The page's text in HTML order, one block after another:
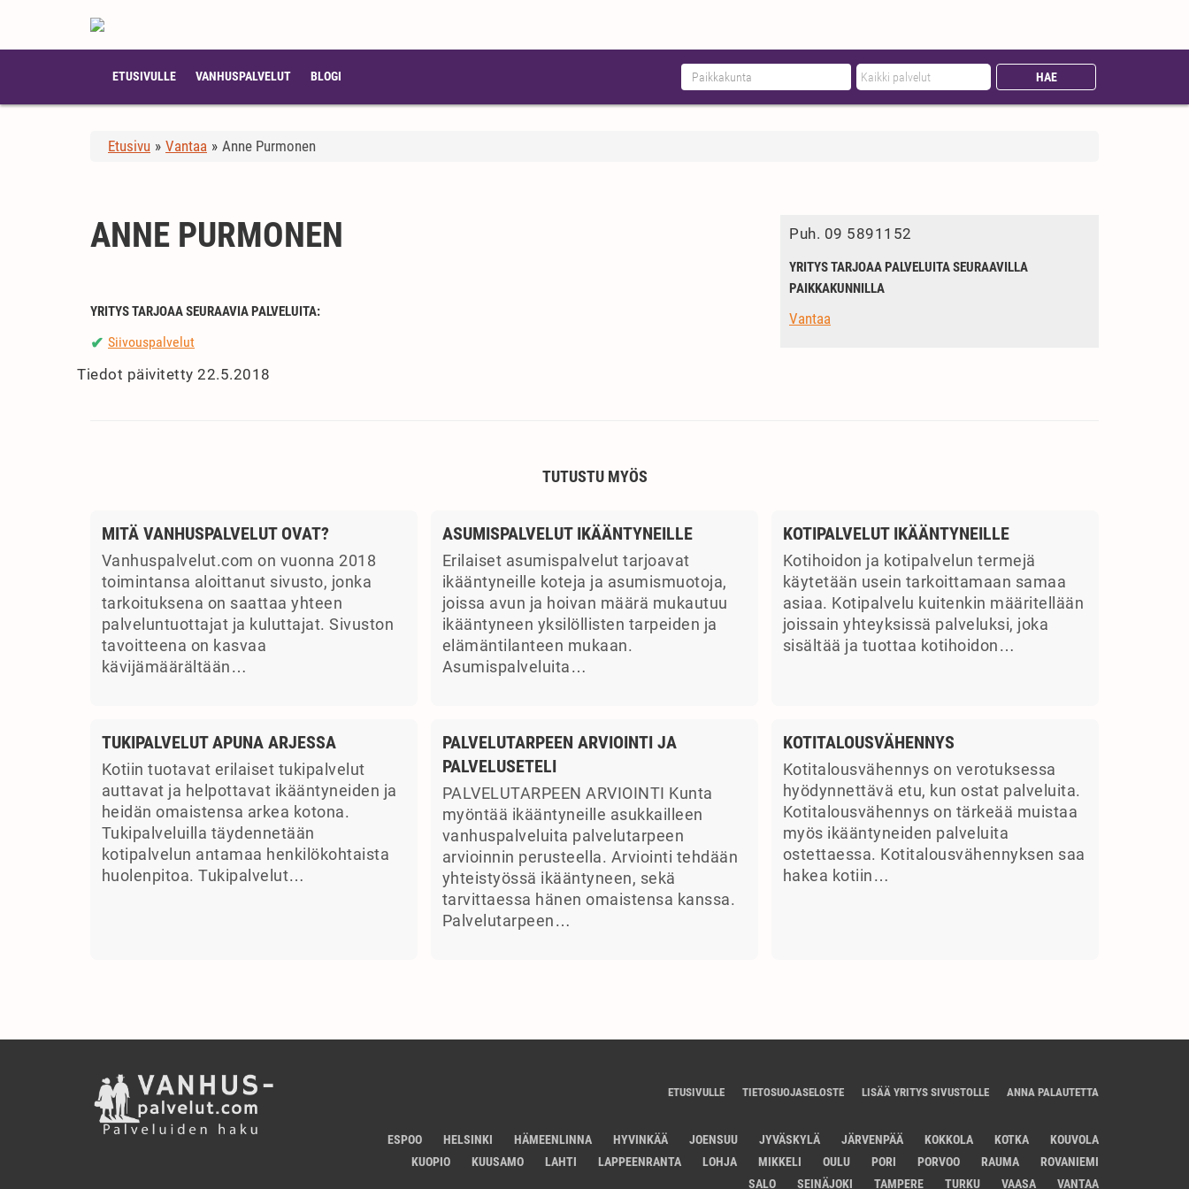
ETUSIVULLE VANHUSPALVELUT BLOGI
Etusivu » Vantaa » Anne Purmonen
ANNE PURMONEN
YRITYS TARJOAA SEURAAVIA PALVELUITA:
✔ Siivouspalvelut
Tiedot päivitetty 22.5.2018
Puh. 09 5891152
YRITYS TARJOAA PALVELUITA SEURAAVILLA
PAIKKAKUNNILLA
Vantaa
TUTUSTU MYÖS
MITÄ VANHUSPALVELUT OVAT?
Vanhuspalvelut.com on vuonna 2018
toimintansa aloittanut sivusto, jonka
tarkoituksena on saattaa yhteen
palveluntuottajat ja kuluttajat. Sivuston
tavoitteena on kasvaa
kävijämäärältään…
ASUMISPALVELUT IKÄÄNTYNEILLE
Erilaiset asumispalvelut tarjoavat
ikääntyneille koteja ja asumismuotoja,
joissa avun ja hoivan määrä mukautuu
ikääntyneen yksilöllisten tarpeiden ja
elämäntilanteen mukaan.
Asumispalveluita…
KOTIPALVELUT IKÄÄNTYNEILLE
Kotihoidon ja kotipalvelun termejä
käytetään usein tarkoittamaan samaa
asiaa. Kotipalvelu kuitenkin määritellään
joissain yhteyksissä palveluksi, joka
sisältää ja tuottaa kotihoidon…
TUKIPALVELUT APUNA ARJESSA
Kotiin tuotavat erilaiset tukipalvelut
auttavat ja helpottavat ikääntyneiden ja
heidän omaistensa arkea kotona.
Tukipalveluilla täydennetään
kotipalvelun antamaa henkilökohtaista
huolenpitoa. Tukipalvelut…
PALVELUTARPEEN ARVIOINTI JA
PALVELUSETELI
PALVELUTARPEEN ARVIOINTI Kunta
myöntää ikääntyneille asukkailleen
vanhuspalveluita palvelutarpeen
arvioinnin perusteella. Arviointi tehdään
yhteistyössä ikääntyneen, sekä
tarvittaessa hänen omaistensa kanssa.
Palvelutarpeen…
KOTITALOUSVÄHENNYS
Kotitalousvähennys on verotuksessa
hyödynnettävä etu, kun ostat palveluita.
Kotitalousvähennys on tärkeää muistaa
myös ikääntyneiden palveluita
ostettaessa. Kotitalousvähennyksen saa
hakea kotiin…
ETUSIVULLE TIETOSUOJASELOSTE LISÄÄ YRITYS SIVUSTOLLE ANNA PALAUTETTA
ESPOO HELSINKI HÄMEENLINNA HYVINKÄÄ JOENSUU JYVÄSKYLÄ JÄRVENPÄÄ KOKKOLA KOTKA
KOUVOLA
KUOPIO
KUUSAMO LAHTI LAPPEENRANTA LOHJA MIKKELI OULU PORI PORVOO RAUMA
ROVANIEMI
SALO
SEINÄJOKI TAMPERE TURKU VAASA VANTAA